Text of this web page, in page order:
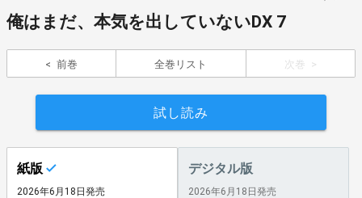
俺はまだ、本気を出していないDX 7
前巻 全巻リスト 次巻
試し読み
紙版
2026年6月18日発売
デジタル版
2026年6月18日発売